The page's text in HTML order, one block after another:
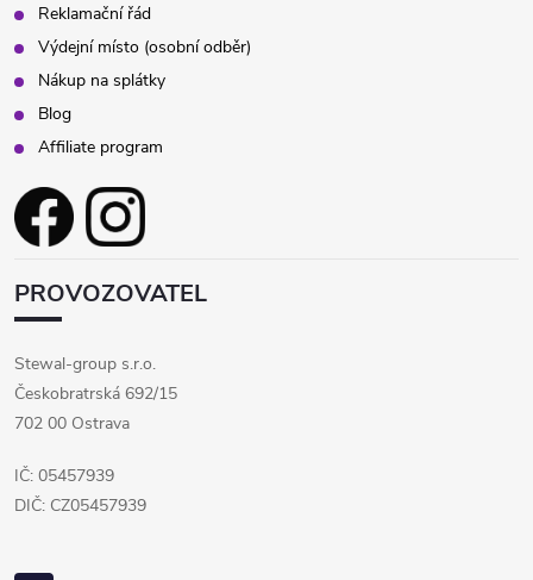
Reklamační řád
Výdejní místo (osobní odběr)
Nákup na splátky
Blog
Affiliate program
PROVOZOVATEL
Stewal-group s.r.o.
Českobratrská 692/15
702 00 Ostrava
IČ: 05457939
DIČ: CZ05457939